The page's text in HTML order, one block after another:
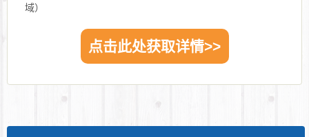
域）
点击此处获取详情>>